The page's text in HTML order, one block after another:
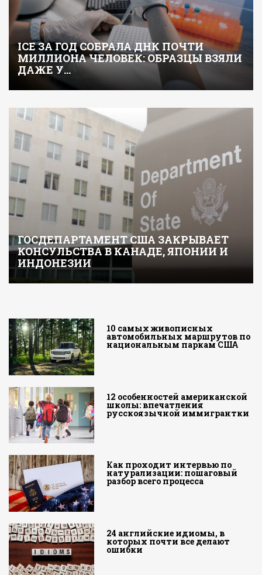
ICE ЗА ГОД СОБРАЛА ДНК ПОЧТИ
МИЛЛИОНА ЧЕЛОВЕК: ОБРАЗЦЫ ВЗЯЛИ
ДАЖЕ У…
ГОСДЕПАРТАМЕНТ США ЗАКРЫВАЕТ
КОНСУЛЬСТВА В КАНАДЕ, ЯПОНИИ И
ИНДОНЕЗИИ
10 самых живописных
автомобильных маршрутов по
национальным паркам США
12 особенностей американской
школы: впечатления
русскоязычной иммигрантки
Как проходит интервью по
натурализации: пошаговый
разбор всего процесса
24 английские идиомы, в
которых почти все делают
ошибки